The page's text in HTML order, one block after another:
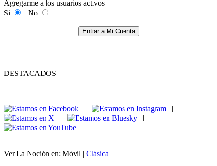
Agregarme a los usuarios activos
Si
No
Entrar a Mi Cuenta
DESTACADOS
|
|
|
|
Ver La Noción en: Móvil | Clásica